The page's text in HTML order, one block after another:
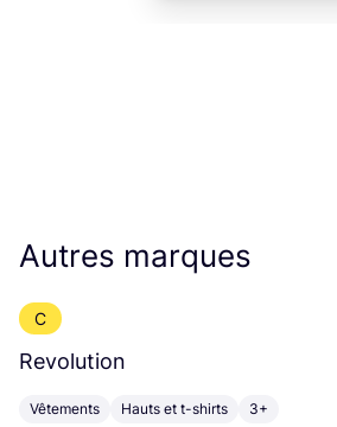
Autres marques
C
Revolution
Vêtements Hauts et t-shirts 3+